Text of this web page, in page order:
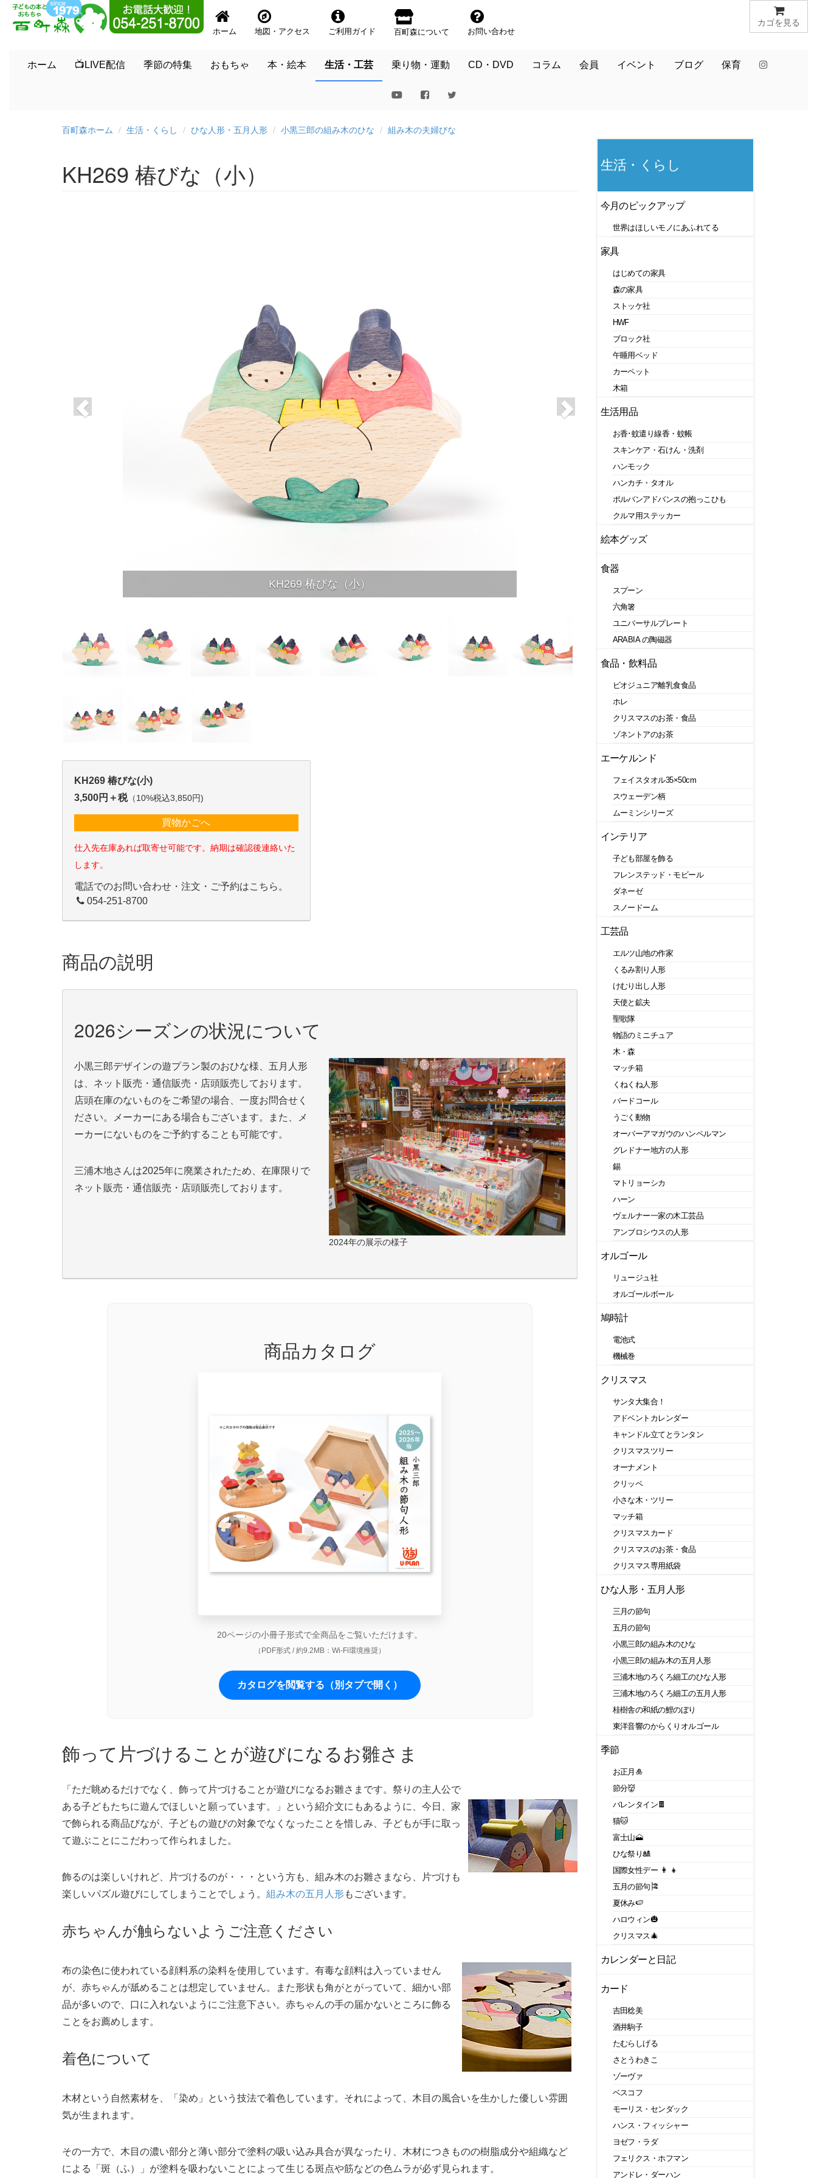
カゴを見る
ホーム 地図・アクセス ご利用ガイド 百町森について お問い合わせ
ホーム 📺LIVE配信 季節の特集 おもちゃ 本・絵本 生活・工芸 乗り物・運動 CD・DVD コラム 会員 イベント ブログ 保育
百町森ホーム 生活・くらし ひな人形・五月人形 小黒三郎の組み木のひな 組み木の夫婦びな
KH269 椿びな（小）
KH269 椿びな（小）
KH269 椿びな(小)
3,500円＋税（10%税込3,850円)
買物かごへ
仕入先在庫あれば取寄せ可能です。納期は確認後連絡いた
します。
電話でのお問い合わせ・注文・ご予約はこちら。
054-251-8700
商品の説明
2026シーズンの状況について
小黒三郎デザインの遊プラン製のおひな様、五月人形
は、ネット販売・通信販売・店頭販売しております。
店頭在庫のないものをご希望の場合、一度お問合せく
ださい。メーカーにある場合もございます。また、メ
ーカーにないものをご予約することも可能です。
三浦木地さんは2025年に廃業されたため、在庫限りで
ネット販売・通信販売・店頭販売しております。
2024年の展示の様子
商品カタログ
20ページの小冊子形式で全商品をご覧いただけます。
（PDF形式 / 約9.2MB：Wi-Fi環境推奨）
カタログを閲覧する（別タブで開く）
飾って片づけることが遊びになるお雛さま
「ただ眺めるだけでなく、飾って片づけることが遊びになるお雛さまです。祭りの主人公で
ある子どもたちに遊んでほしいと願っています。」という紹介文にもあるように、今日、家
で飾られる商品びなが、子どもの遊びの対象でなくなったことを惜しみ、子どもが手に取っ
て遊ぶことにこだわって作られました。
飾るのは楽しいけれど、片づけるのが・・・という方も、組み木のお雛さまなら、片づけも
楽しいパズル遊びにしてしまうことでしょう。 組み木の五月人形 もございます。
赤ちゃんが触らないようご注意ください
布の染色に使われている顔料系の染料を使用しています。有毒な顔料は入っていません
が、赤ちゃんが舐めることは想定していません。また形状も角がとがっていて、細かい部
品が多いので、口に入れないようにご注意下さい。赤ちゃんの手の届かないところに飾る
ことをお薦めします。
着色について
木材という自然素材を、「染め」という技法で着色しています。それによって、木目の風合いを生かした優しい雰囲
気が生まれます。
その一方で、木目の濃い部分と薄い部分で塗料の吸い込み具合が異なったり、木材につきものの樹脂成分や組織など
による「斑（ふ）」が塗料を吸わないことによって生じる斑点や筋などの色ムラが必ず見られます。
生活・くらし
今月のピックアップ
世界はほしいモノにあふれてる
家具
はじめての家具
森の家具
ストッケ社
HWF
ブロック社
午睡用ベッド
カーペット
木箱
生活用品
お香･蚊遣り線香・蚊帳
スキンケア・石けん・洗剤
ハンモック
ハンカチ・タオル
ポルバンアドバンスの抱っこひも
クルマ用ステッカー
絵本グッズ
食器
スプーン
六角箸
ユニバーサルプレート
ARABIA の陶磁器
食品・飲料品
ビオジュニア離乳食食品
ホレ
クリスマスのお茶・食品
ゾネントアのお茶
エーケルンド
フェイスタオル35×50cm
スウェーデン柄
ムーミンシリーズ
インテリア
子ども部屋を飾る
フレンステッド・モビール
ダネーゼ
スノードーム
工芸品
エルツ山地の作家
くるみ割り人形
けむり出し人形
天使と鉱夫
聖歌隊
物語のミニチュア
木・森
マッチ箱
くねくね人形
バードコール
うごく動物
オーバーアマガウのハンペルマン
グレドナー地方の人形
錫
マトリョーシカ
ハーン
ヴェルナー一家の木工芸品
アンブロシウスの人形
オルゴール
リュージュ社
オルゴールボール
鳩時計
電池式
機械巻
クリスマス
サンタ大集合！
アドベントカレンダー
キャンドル立てとランタン
クリスマスツリー
オーナメント
クリッペ
小さな木・ツリー
マッチ箱
クリスマスカード
クリスマスのお茶・食品
クリスマス専用紙袋
ひな人形・五月人形
三月の節句
五月の節句
小黒三郎の組み木のひな
小黒三郎の組み木の五月人形
三浦木地のろくろ細工のひな人形
三浦木地のろくろ細工の五月人形
桂樹舎の和紙の鯉のぼり
東洋音響のからくりオルゴール
季節
お正月🎍
節分👹
バレンタイン🍫
猫🐱
富士山🗻
ひな祭り🎎
国際女性デー 👩 👧
五月の節句🎏
夏休み🍉
ハロウィン🎃
クリスマス🎄
カレンダーと日記
カード
吉田稔美
酒井駒子
たむらしげる
さとうわきこ
ゾーヴァ
ベスコフ
モーリス・センダック
ハンス・フィッシャー
ヨゼフ・ラダ
フェリクス・ホフマン
アンドレ・ダーハン